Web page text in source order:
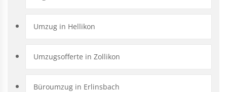
Umzug in Hellikon
Umzugsofferte in Zollikon
Büroumzug in Erlinsbach